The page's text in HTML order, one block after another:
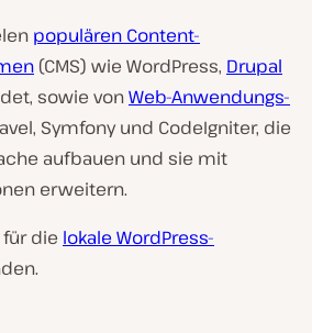
populären Content-
(CMS) wie WordPress, Drupal
sowie vonWeb-Anwendungs-
Symfony und CodeIgniter, die
aufbauen und sie mit
erweitern.
für die lokale WordPress-